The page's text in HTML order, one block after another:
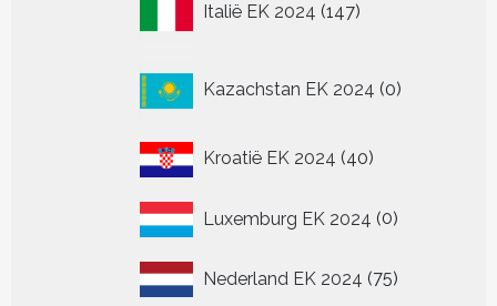
Italië EK 2024 147
producten
Kazachstan EK 2024 0
producten
Kroatië EK 2024 4040
Luxemburg EK 2024 00
Nederland EK 2024 7575